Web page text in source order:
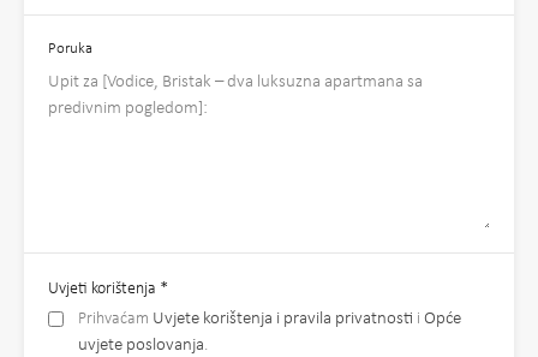
Poruka
Uvjeti korištenja *
Prihvaćam Uvjete korištenja i pravila privatnosti i Opće
uvjete poslovanja.